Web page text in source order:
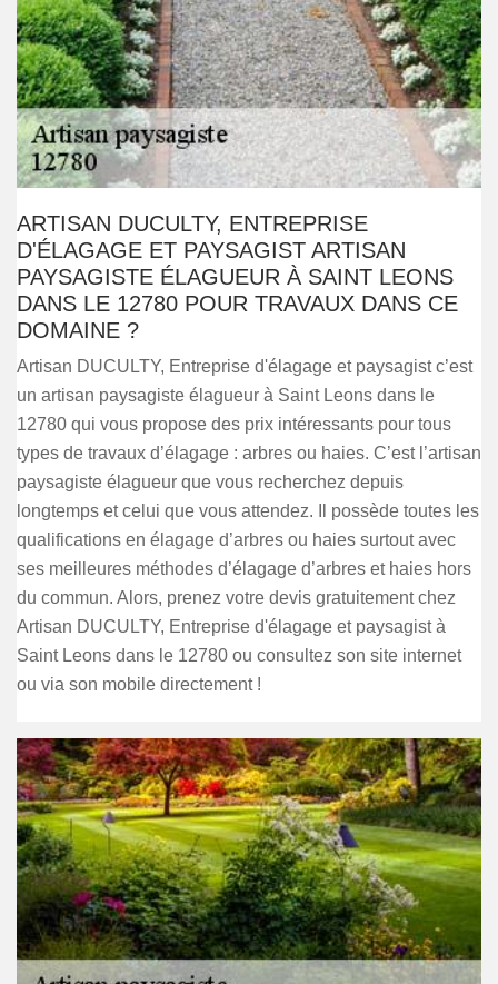
ARTISAN DUCULTY, ENTREPRISE
D'ÉLAGAGE ET PAYSAGIST ARTISAN
PAYSAGISTE ÉLAGUEUR À SAINT LEONS
DANS LE 12780 POUR TRAVAUX DANS CE
DOMAINE ?
Artisan DUCULTY, Entreprise d'élagage et paysagist c’est
un artisan paysagiste élagueur à Saint Leons dans le
12780 qui vous propose des prix intéressants pour tous
types de travaux d’élagage : arbres ou haies. C’est l’artisan
paysagiste élagueur que vous recherchez depuis
longtemps et celui que vous attendez. Il possède toutes les
qualifications en élagage d’arbres ou haies surtout avec
ses meilleures méthodes d’élagage d’arbres et haies hors
du commun. Alors, prenez votre devis gratuitement chez
Artisan DUCULTY, Entreprise d'élagage et paysagist à
Saint Leons dans le 12780 ou consultez son site internet
ou via son mobile directement !